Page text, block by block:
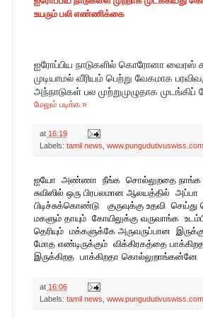
உயரும் பலி எண்ணிக்கை
ஐரோப்பிய நாடுகளில் கொரோனா வைரஸ்
முடியாமல் வீரியம் பெற்று வேகமாக
அந்நாடுகள் பல முற்றுமுழுதாக முடங்கிப்
மேலும் படிக்க »
at 16:19
Labels: tamil news www.pungudutivuswiss.com
ஐயோ அண்ணா நீங்க சொல்லுறதை நாங்க
சுவிஸில் ஒரு பிரபலமான ஆலயத்தில் அப்பா
பிடிச்சுக்கொண்டு குருவுக்கு உதவி செய்து
மகளும் தாயும் கோயிலுக்கு வருவாங்க
தெரியும் மக்களுக்கே அருவருப்பான
மோத எண்டிருக்கும் விக்கிரகத்தை
இருக்கிறத பாக்கிறதா கொல்லுறாங்கன்னே
at 16:06
Labels: tamil news www.pungudutivuswiss.com